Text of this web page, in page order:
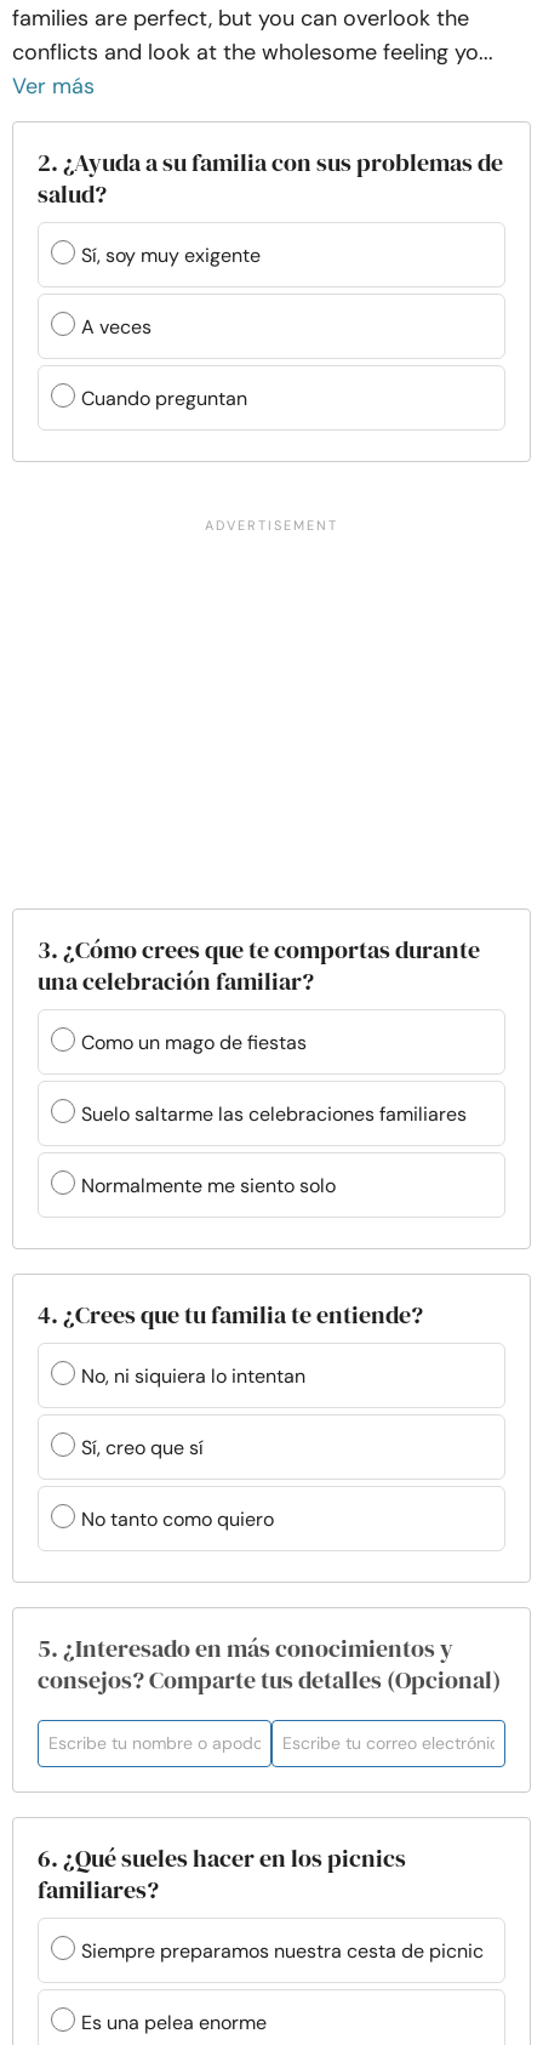
families are perfect, but you can overlook the
conflicts and look at the wholesome feeling yo...
Ver más
2. ¿Ayuda a su familia con sus problemas de
salud?
Sí, soy muy exigente
A veces
Cuando preguntan
3. ¿Cómo crees que te comportas durante
una celebración familiar?
Como un mago de fiestas
Suelo saltarme las celebraciones familiares
Normalmente me siento solo
4. ¿Crees que tu familia te entiende?
No, ni siquiera lo intentan
Sí, creo que sí
No tanto como quiero
5. ¿Interesado en más conocimientos y
consejos? Comparte tus detalles (Opcional)
6. ¿Qué sueles hacer en los picnics
familiares?
Siempre preparamos nuestra cesta de picnic
Es una pelea enorme